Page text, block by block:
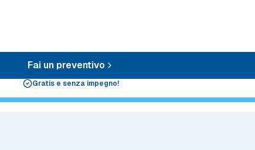
Fai un preventivo
Gratis e senza impegno!